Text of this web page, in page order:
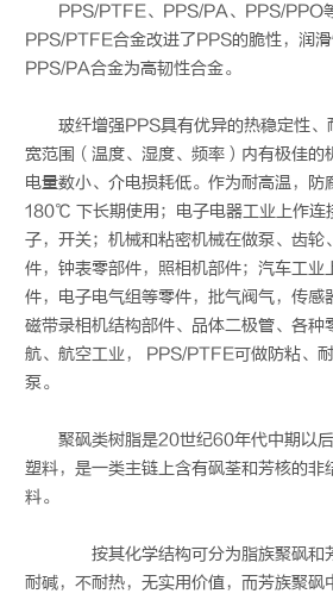
PPS/PTFE、PPS/PA、PPS/PPO
PPS/PTFE合金改进了PPS的脆性，润滑
PPS/PA合金为高韧性合金。
玻纤增强PPS具有优异的热稳定性
宽范围（温度、湿度、频率）内有极佳的
电量数小、介电损耗低。作为耐高温，防
180℃ 下长期使用；电子电器工业上作连
子，开关；机械和粘密机械在做泵、齿轮
件，钟表零部件，照相机部件；汽车工业
件，电子电气组等零件，批气阀气，传感
磁带录相机结构部件、品体二极管、各种
航、航空工业， PPS/PTFE可做防粘、
泵。
聚砜类树脂是20世纪60年代中期以
塑料，是一类主链上含有砜荃和芳核的非
料。
按其化学结构可分为脂族聚砜和
耐碱，不耐热，无实用价值，而芳族聚